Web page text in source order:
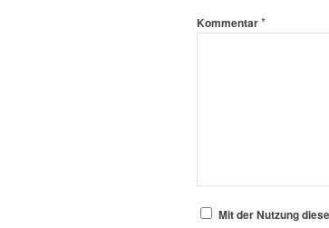
Kommentar*
Mit der Nutzung